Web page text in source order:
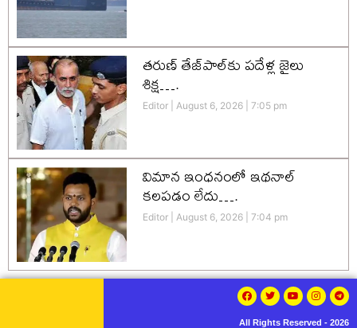
తరుణ్ తేజ్‌పాల్‌కు పదేళ్ల జైలు
శిక్ష….
Editor August 6, 2026 7:05 pm
విమాన ఇంధనంలో ఇథనాల్
కలపడం లేదు….
Editor August 6, 2026 7:04 pm
All Rights Reserved - 2026